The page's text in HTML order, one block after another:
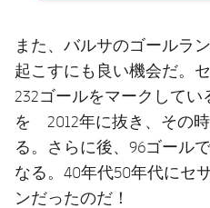
また、バルサのゴールラ
起こすにも良い機会だ。
232ゴールをマークして
を 2012年に抜き、その
る。さらに後、96ゴール
なる。40年代50年代にセ
ンだったのだ！